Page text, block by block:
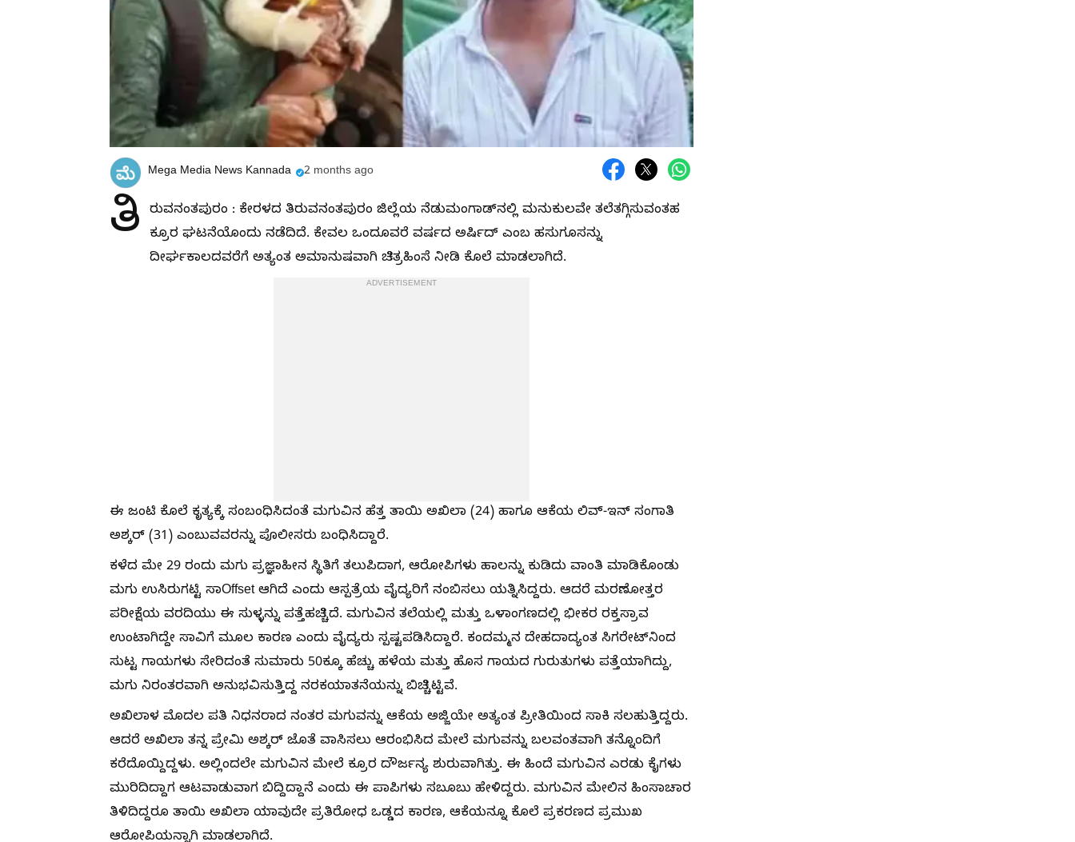
Mega Media News Kannada 2 months ago
ತಿ ರುವನಂತಪುರಂ : ಕೇರಳದ ತಿರುವನಂತಪುರಂ ಜಿಲ್ಲೆಯ ನೆಡುಮಂಗಾಡ್‌ನಲ್ಲಿ ಮನುಕುಲವೇ ತಲೆತಗ್ಗಿಸುವಂತಹ
ಕ್ರೂರ ಘಟನೆಯೊಂದು ನಡೆದಿದೆ. ಕೇವಲ ಒಂದೂವರೆ ವರ್ಷದ ಅರ್ಷಿದ್ ಎಂಬ ಹಸುಗೂಸನ್ನು
ದೀರ್ಘಕಾಲದವರೆಗೆ ಅತ್ಯಂತ ಅಮಾನುಷವಾಗಿ ಚಿತ್ರಹಿಂಸೆ ನೀಡಿ ಕೊಲೆ ಮಾಡಲಾಗಿದೆ.
ADVERTISEMENT
ಈ ಜಂಟಿ ಕೊಲೆ ಕೃತ್ಯಕ್ಕೆ ಸಂಬಂಧಿಸಿದಂತೆ ಮಗುವಿನ ಹೆತ್ತ ತಾಯಿ ಅಖಿಲಾ (24) ಹಾಗೂ ಆಕೆಯ ಲಿವ್-ಇನ್ ಸಂಗಾತಿ
ಅಶ್ಕರ್ (31) ಎಂಬುವವರನ್ನು ಪೊಲೀಸರು ಬಂಧಿಸಿದ್ದಾರೆ.
ಕಳೆದ ಮೇ 29 ರಂದು ಮಗು ಪ್ರಜ್ಞಾಹೀನ ಸ್ಥಿತಿಗೆ ತಲುಪಿದಾಗ, ಆರೋಪಿಗಳು ಹಾಲನ್ನು ಕುಡಿದು ವಾಂತಿ ಮಾಡಿಕೊಂಡು
ಮಗು ಉಸಿರುಗಟ್ಟಿ ಸಾOffset ಆಗಿದೆ ಎಂದು ಆಸ್ಪತ್ರೆಯ ವೈದ್ಯರಿಗೆ ನಂಬಿಸಲು ಯತ್ನಿಸಿದ್ದರು. ಆದರೆ ಮರಣೋತ್ತರ
ಪರೀಕ್ಷೆಯ ವರದಿಯು ಈ ಸುಳ್ಳನ್ನು ಪತ್ತೆಹಚ್ಚಿದೆ. ಮಗುವಿನ ತಲೆಯಲ್ಲಿ ಮತ್ತು ಒಳಾಂಗಣದಲ್ಲಿ ಭೀಕರ ರಕ್ತಸ್ರಾವ
ಉಂಟಾಗಿದ್ದೇ ಸಾವಿಗೆ ಮೂಲ ಕಾರಣ ಎಂದು ವೈದ್ಯರು ಸ್ಪಷ್ಟಪಡಿಸಿದ್ದಾರೆ. ಕಂದಮ್ಮನ ದೇಹದಾದ್ಯಂತ ಸಿಗರೇಟ್‌ನಿಂದ
ಸುಟ್ಟ ಗಾಯಗಳು ಸೇರಿದಂತೆ ಸುಮಾರು 50ಕ್ಕೂ ಹೆಚ್ಚು ಹಳೆಯ ಮತ್ತು ಹೊಸ ಗಾಯದ ಗುರುತುಗಳು ಪತ್ತೆಯಾಗಿದ್ದು,
ಮಗು ನಿರಂತರವಾಗಿ ಅನುಭವಿಸುತ್ತಿದ್ದ ನರಕಯಾತನೆಯನ್ನು ಬಿಚ್ಚಿಟ್ಟಿವೆ.
ಅಖಿಲಾಳ ಮೊದಲ ಪತಿ ನಿಧನರಾದ ನಂತರ ಮಗುವನ್ನು ಆಕೆಯ ಅಜ್ಜಿಯೇ ಅತ್ಯಂತ ಪ್ರೀತಿಯಿಂದ ಸಾಕಿ ಸಲಹುತ್ತಿದ್ದರು.
ಆದರೆ ಅಖಿಲಾ ತನ್ನ ಪ್ರೇಮಿ ಅಶ್ಕರ್ ಜೊತೆ ವಾಸಿಸಲು ಆರಂಭಿಸಿದ ಮೇಲೆ ಮಗುವನ್ನು ಬಲವಂತವಾಗಿ ತನ್ನೊಂದಿಗೆ
ಕರೆದೊಯ್ದಿದ್ದಳು. ಅಲ್ಲಿಂದಲೇ ಮಗುವಿನ ಮೇಲೆ ಕ್ರೂರ ದೌರ್ಜನ್ಯ ಶುರುವಾಗಿತ್ತು. ಈ ಹಿಂದೆ ಮಗುವಿನ ಎರಡು ಕೈಗಳು
ಮುರಿದಿದ್ದಾಗ ಆಟವಾಡುವಾಗ ಬಿದ್ದಿದ್ದಾನೆ ಎಂದು ಈ ಪಾಪಿಗಳು ಸಬೂಬು ಹೇಳಿದ್ದರು. ಮಗುವಿನ ಮೇಲಿನ ಹಿಂಸಾಚಾರ
ತಿಳಿದಿದ್ದರೂ ತಾಯಿ ಅಖಿಲಾ ಯಾವುದೇ ಪ್ರತಿರೋಧ ಒಡ್ಡದ ಕಾರಣ, ಆಕೆಯನ್ನೂ ಕೊಲೆ ಪ್ರಕರಣದ ಪ್ರಮುಖ
ಆರೋಪಿಯನ್ನಾಗಿ ಮಾಡಲಾಗಿದೆ.